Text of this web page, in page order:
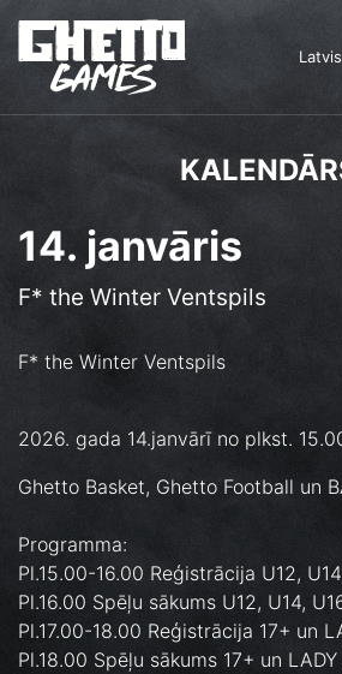
14. janvāris
F* the Winter Ventspils
F* the Winter Ventspils
2026. gada 14.janvārī no plkst.
Ghetto Basket, Ghetto Football un
Programma:
Pl.15.00-16.00 Reģistrācija U12,
Pl.16.00 Spēļu sākums U12, U14,
Pl.17.00-18.00 Reģistrācija 17+ un
Pl.18.00 Spēļu sākums 17+ un